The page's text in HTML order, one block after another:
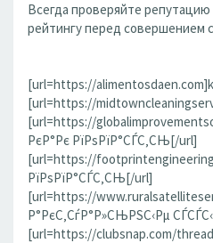
Всегда проверяйте
рейтингу перед совершением
[url=https://
[url=https://
[url=https://
РєР°Рє РїРѕРїР°СЃС‚СЊ[/url]
[url=https://
РїРѕРїР°СЃС‚СЊ[/url]
[url=https://
Р°РєС‚СѓР°Р»СЊРЅС‹Рµ
[url=https://clubsnap.com/